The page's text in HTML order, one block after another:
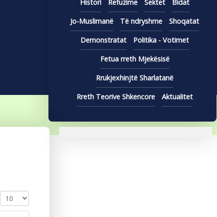
Histori Refuzime Sektet Bidat
Jo-Muslimanë Të ndryshme Shoqatat
Demonstratat Politika - Votimet
Fetua rreth Mjekësisë
Rrukjexhinjtë Sharlatanë
Rreth Teorive Shkencore Aktualitet
Display #